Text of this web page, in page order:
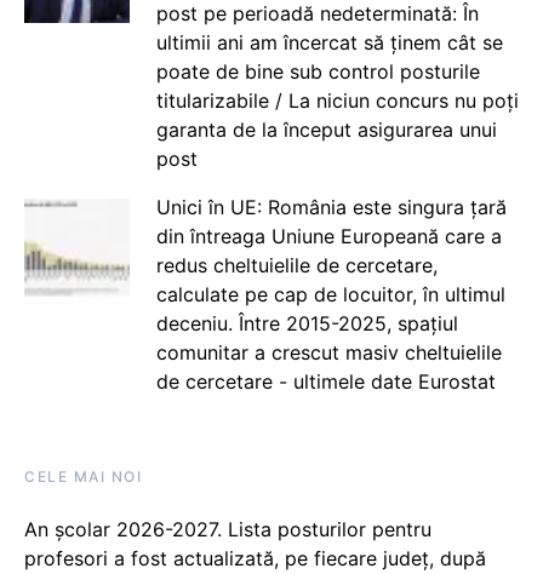
post pe perioadă nedeterminată: În
ultimii ani am încercat să ținem cât se
poate de bine sub control posturile
titularizabile / La niciun concurs nu poți
garanta de la început asigurarea unui
post
Unici în UE: România este singura țară
din întreaga Uniune Europeană care a
redus cheltuielile de cercetare,
calculate pe cap de locuitor, în ultimul
deceniu. Între 2015-2025, spațiul
comunitar a crescut masiv cheltuielile
de cercetare - ultimele date Eurostat
CELE MAI NOI
An școlar 2026-2027. Lista posturilor pentru
profesori a fost actualizată, pe fiecare județ, după